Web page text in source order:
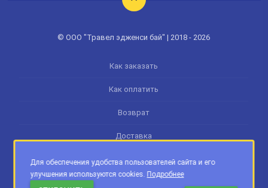
Для обеспечения удобства пользователей сайта и его
улучшения используются cookies. Подробнее
© ООО "Травел эдженси бай" | 2018 - 2026
Как заказать
Как оплатить
Возврат
Доставка
Памятка туриста
Обработка персональных данных